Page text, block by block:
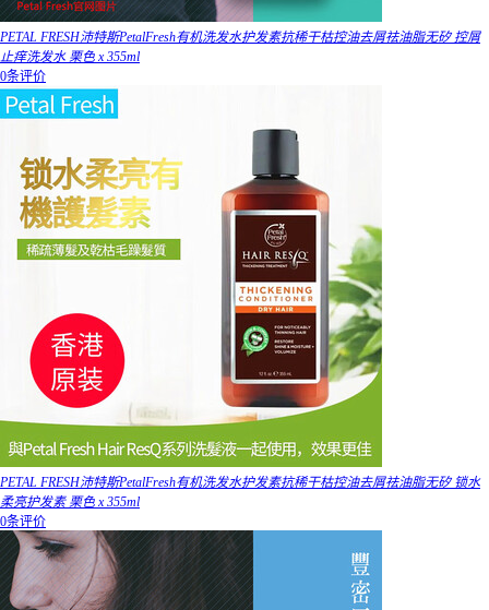
PETAL FRESH沛特斯PetalFresh有机洗发水护发素抗稀干枯控油去屑祛油脂无矽 控屑
止痒洗发水 栗色 x 355ml
0条评价
PETAL FRESH沛特斯PetalFresh有机洗发水护发素抗稀干枯控油去屑祛油脂无矽 锁水
柔亮护发素 栗色 x 355ml
0条评价